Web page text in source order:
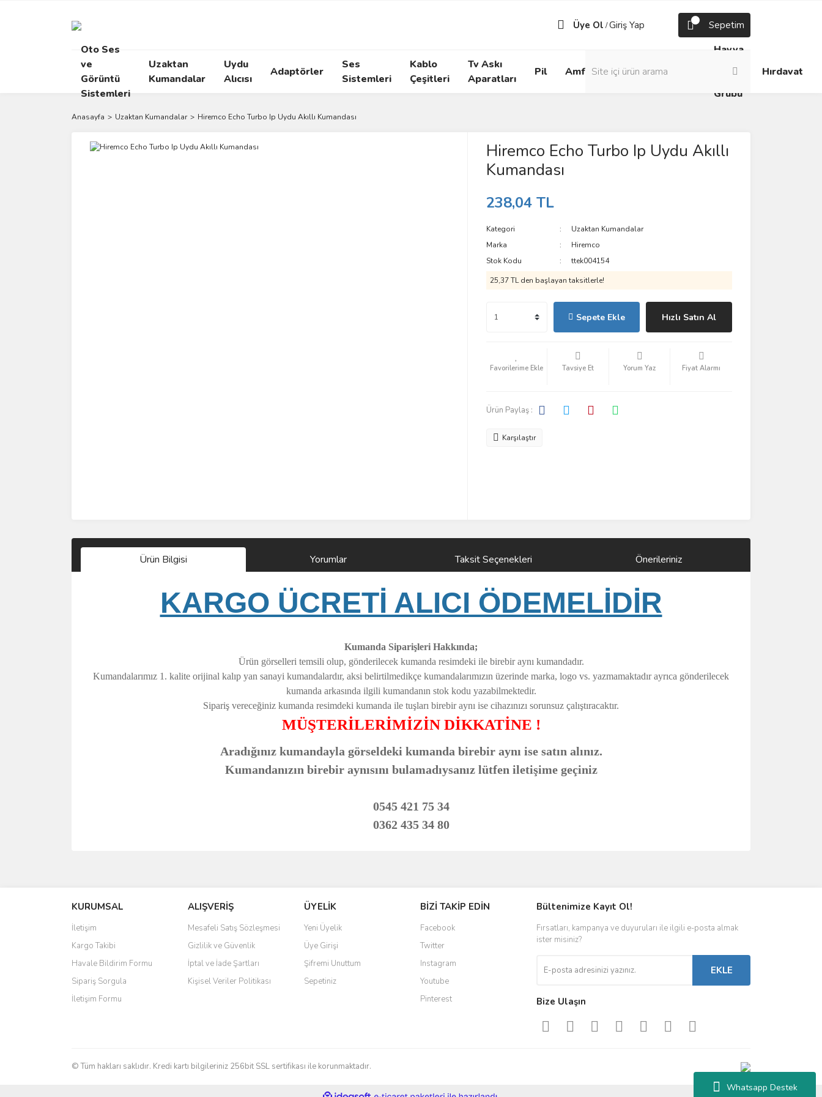
Whatsapp Destek
Üye Ol /Giriş Yap Sepetim
Oto Ses
ve
Görüntü
Sistemleri
Uzaktan
Kumandalar
Uydu
Alıcısı
Adaptörler
Ses
Sistemleri
Kablo
Çeşitleri
Tv Askı
Aparatları
Pil Amfi
Box
Prizler
Havya
Lehim
Grubu
Hırdavat
Anasayfa Uzaktan Kumandalar Hiremco Echo Turbo Ip Uydu Akıllı Kumandası
Hiremco Echo Turbo Ip Uydu Akıllı
Kumandası
238,04 TL
Kategori
Uzaktan Kumandalar
Marka
Hiremco
Stok Kodu
ttek004154
25,37 TL den başlayan taksitlerle!
Sepete Ekle Hızlı Satın Al
Tavsiye Et Yorum Yaz Fiyat Alarmı
Ürün Paylaş :
Karşılaştır
Ürün Bilgisi Yorumlar Taksit Seçenekleri Önerileriniz
KARGO ÜCRETİ ALICI ÖDEMELİDİR
Kumanda Siparişleri Hakkında;
Ürün görselleri temsili olup, gönderilecek kumanda resimdeki ile birebir aynı kumandadır.
Kumandalarımız 1. kalite orijinal kalıp yan sanayi kumandalardır, aksi belirtilmedikçe kumandalarımızın üzerinde marka, logo vs. yazmamaktadır ayrıca gönderilecek
kumanda arkasında ilgili kumandanın stok kodu yazabilmektedir.
Sipariş vereceğiniz kumanda resimdeki kumanda ile tuşları birebir aynı ise cihazınızı sorunsuz çalıştıracaktır.
MÜŞTERİLERİMİZİN DİKKATİNE !
Aradığınız kumandayla görseldeki kumanda birebir aynı ise satın alınız.
Kumandanızın birebir aynısını bulamadıysanız lütfen iletişime geçiniz
0545 421 75 34
0362 435 34 80
Ürün resmi kalitesiz, bozuk veya görüntülenemiyor.
Ürün açıklamasında eksik bilgiler bulunuyor.
Ürün bilgilerinde hatalar bulunuyor.
Ürün fiyatı diğer sitelerden daha pahalı.
Bu ürüne benzer farklı alternatifler olmalı.
KURUMSAL
İletişim
Kargo Takibi
Havale Bildirim Formu
Sipariş Sorgula
İletişim Formu
ALIŞVERİŞ
Mesafeli Satış Sözleşmesi
Gizlilik ve Güvenlik
İptal ve İade Şartları
Kişisel Veriler Politikası
ÜYELİK
Yeni Üyelik
Üye Girişi
Şifremi Unuttum
Sepetiniz
BİZİ TAKİP EDİN
Facebook
Twitter
Instagram
Youtube
Pinterest
Bültenimize Kayıt Ol!
Fırsatları, kampanya ve duyuruları ile ilgili e-posta almak
ister misiniz?
EKLE
Bize Ulaşın
© Tüm hakları saklıdır. Kredi kartı bilgileriniz 256bit SSL sertifikası ile korunmaktadır.